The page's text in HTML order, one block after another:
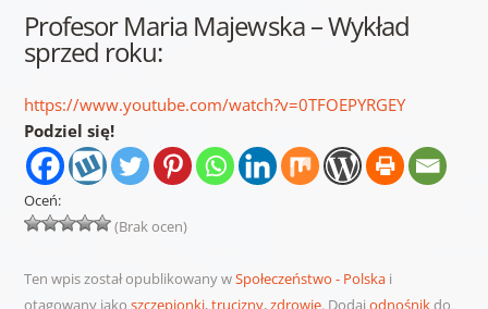
Profesor Maria Majewska – Wykład
sprzed roku:
https://www.youtube.com/watch?v=0TFOEPYRGEY
Podziel się!
Oceń:
(Brak ocen)
Ten wpis został opublikowany wSpołeczeństwo - Polskai
otagowany jako szczepionki,trucizny,zdrowie. Dodaj odnośnikdo